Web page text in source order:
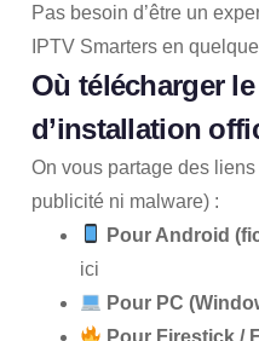
Pas besoin d’être un
IPTV Smarters en
Où télécharger
d’installation
On vous partage des
publicité ni malware) :
Pour Android
ici
Pour PC
Pour Firestick /